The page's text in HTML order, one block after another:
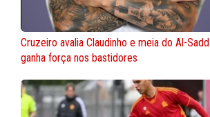
Cruzeiro avalia Claudinho e meia do Al-Sadd
ganha força nos bastidores